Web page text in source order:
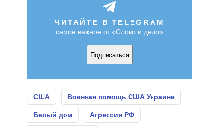
ЧИТАЙТЕ В TELEGRAM
самое важное от «Слово и дело»
Подписаться
США Военная помощь США Украине
Белый дом Агрессия РФ